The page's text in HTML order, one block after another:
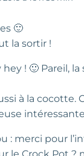
🙂
la sortir !
! 🙂 Pareil,
à la cocotte.
: merci pour